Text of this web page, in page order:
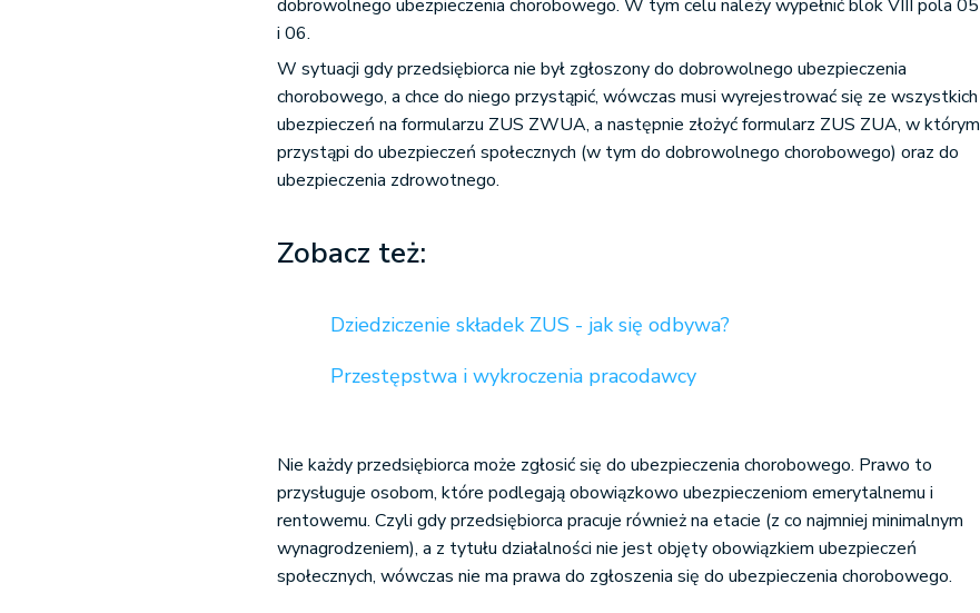
dobrowolnego ubezpieczenia chorobowego. W tym celu należy wypełnić blok VIII pola 05
i 06.
W sytuacji gdy przedsiębiorca nie był zgłoszony do dobrowolnego ubezpieczenia
chorobowego, a chce do niego przystąpić, wówczas musi wyrejestrować się ze wszystkich
ubezpieczeń na formularzu ZUS ZWUA, a następnie złożyć formularz ZUS ZUA, w którym
przystąpi do ubezpieczeń społecznych (w tym do dobrowolnego chorobowego) oraz do
ubezpieczenia zdrowotnego.
Zobacz też:
Dziedziczenie składek ZUS - jak się odbywa?
Przestępstwa i wykroczenia pracodawcy
Nie każdy przedsiębiorca może zgłosić się do ubezpieczenia chorobowego. Prawo to
przysługuje osobom, które podlegają obowiązkowo ubezpieczeniom emerytalnemu i
rentowemu. Czyli gdy przedsiębiorca pracuje również na etacie (z co najmniej minimalnym
wynagrodzeniem), a z tytułu działalności nie jest objęty obowiązkiem ubezpieczeń
społecznych, wówczas nie ma prawa do zgłoszenia się do ubezpieczenia chorobowego.